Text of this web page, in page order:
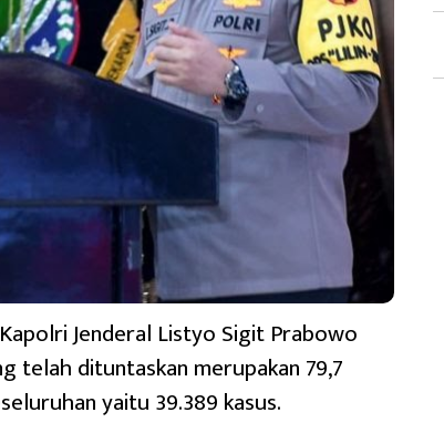
Jenderal Listyo Sigit Prabowo
telah dituntaskan merupakan 79,7
yaitu 39.389 kasus.